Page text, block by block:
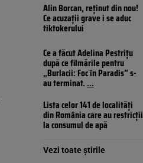
Alin Borcan, reținut din nou!
Ce acuzații grave i se aduc
tiktokerului
Ce a făcut Adelina Pestrițu
după ce filmările pentru
„Burlacii: Foc în Paradis” s-
au terminat....
Lista celor 141 de localități
din România care au restricții
la consumul de apă
Vezi toate știrile